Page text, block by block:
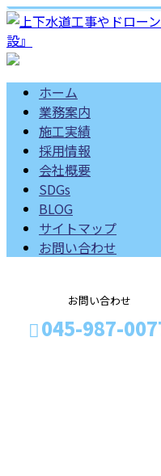
ホーム
業務案内
施工実績
採用情報
会社概要
SDGs
BLOG
サイトマップ
お問い合わせ
お問い合わせ
045-987-